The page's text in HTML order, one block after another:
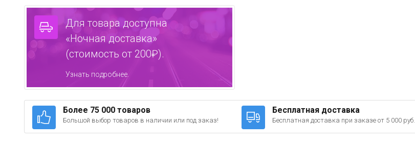
Для товара доступна
«Ночная доставка»
(стоимость от 200₽).
Узнать подробнее.
Более 75 000 товаров
Большой выбор товаров в наличии или под заказ!
Бесплатная доставка
Бесплатная доставка при заказе от 5 000 руб.